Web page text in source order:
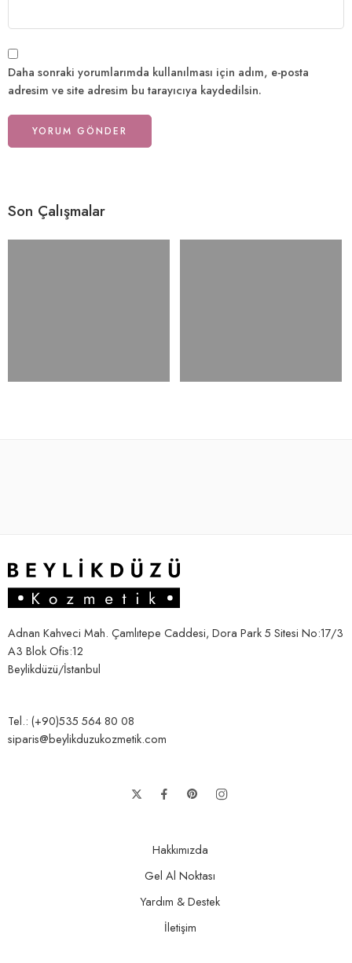
Daha sonraki yorumlarımda kullanılması için adım, e-posta
adresim ve site adresim bu tarayıcıya kaydedilsin.
Son Çalışmalar
Adnan Kahveci Mah. Çamlıtepe Caddesi, Dora Park 5 Sitesi No:17/3
A3 Blok Ofis:12
Beylikdüzü/İstanbul
Tel.: (+90)535 564 80 08
siparis@beylikduzukozmetik.com
Hakkımızda
Gel Al Noktası
Yardım & Destek
İletişim